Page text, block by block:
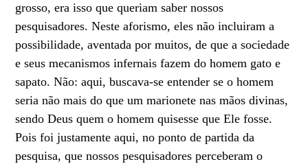
grosso, era isso que queriam saber nossos
pesquisadores. Neste aforismo, eles não incluiram a
possibilidade, aventada por muitos, de que a sociedade
e seus mecanismos infernais fazem do homem gato e
sapato. Não: aqui, buscava-se entender se o homem
seria não mais do que um marionete nas mãos divinas,
sendo Deus quem o homem quisesse que Ele fosse.
Pois foi justamente aqui, no ponto de partida da
pesquisa, que nossos pesquisadores perceberam o